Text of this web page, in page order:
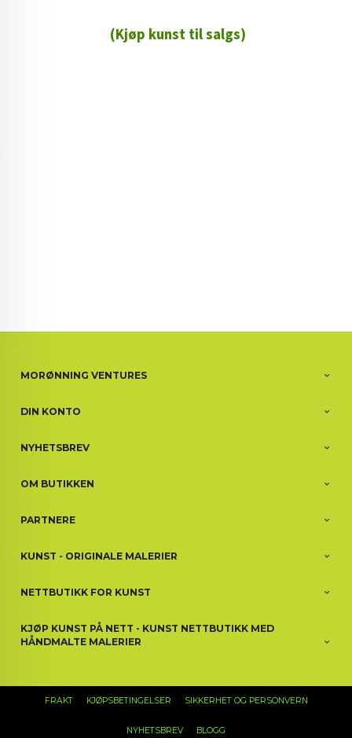
(Kjøp kunst til salgs)
MORØNNING VENTURES
DIN KONTO
NYHETSBREV
OM BUTIKKEN
PARTNERE
KUNST - ORIGINALE MALERIER
NETTBUTIKK FOR KUNST
KJØP KUNST PÅ NETT - KUNST NETTBUTIKK MED
HÅNDMALTE MALERIER
FRAKT KJØPSBETINGELSER SIKKERHET OG PERSONVERN
NYHETSBREV BLOGG